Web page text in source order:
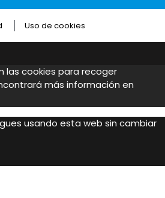
Uso de cookies
las cookies para recoger
más información en
usando esta web sin cambiar